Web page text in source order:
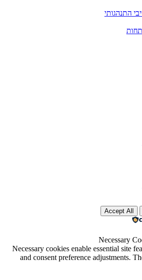
Accept All
Necessary
Necessary cookies enable essential site
and consent preference adjustments.